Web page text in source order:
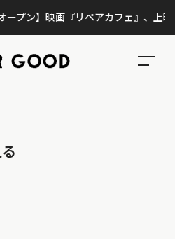
画『リペアカフェ』、上映300回の